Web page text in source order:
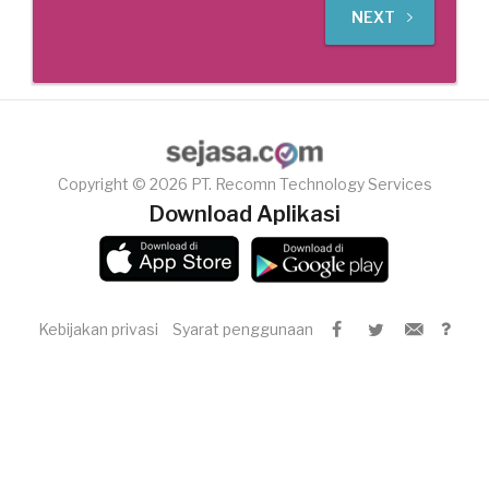
NEXT
Copyright © 2026 PT. Recomn Technology Services
Download Aplikasi
Kebijakan privasi Syarat penggunaan